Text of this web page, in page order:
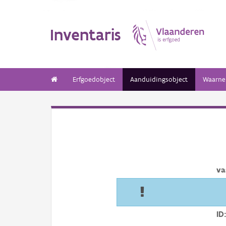
Inventaris
Erfgoedobject Aanduidingsobject
ID